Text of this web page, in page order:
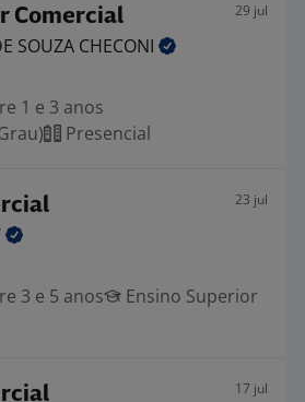
Comercial 29 jul
SOUZA CHECONI
1 e 3 anos
Presencial
23 jul
3 e 5 anos
Ensino Superior
17 jul